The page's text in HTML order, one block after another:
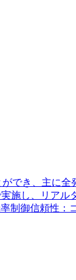
でき、主に
施し、リア
制御信頼性